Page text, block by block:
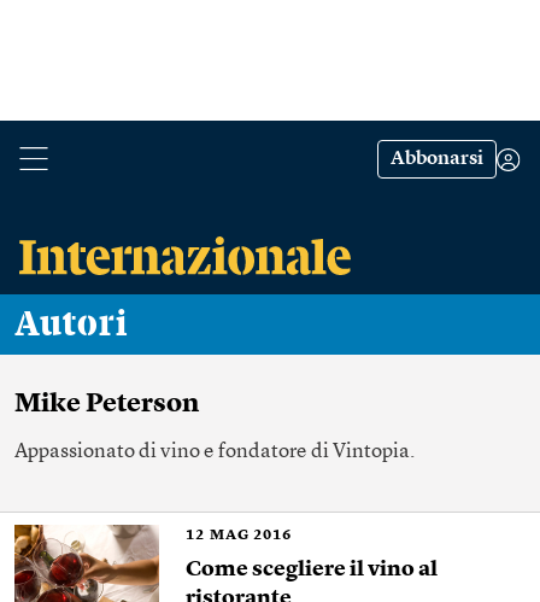
Abbonarsi
Autori
​Mike Peterson
Appassionato di vino e fondatore di Vintopia.
12 MAG 2016
Come scegliere il vino al